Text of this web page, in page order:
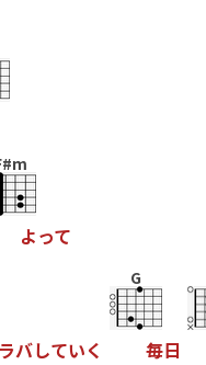
よって
ラバしていく
G
毎日